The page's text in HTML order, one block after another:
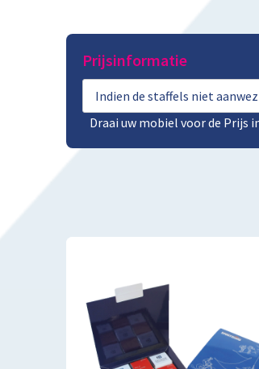
Prijsinformatie
Indien de staffels niet
Draai uw mobiel voor de Prijs